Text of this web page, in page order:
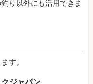
り以外にも活用できま
す。
ジャパン